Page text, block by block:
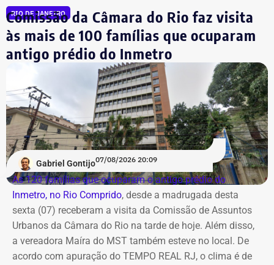
Ao todo, o moço já pode dizer que tem 17 meses, ou 519
dias, de experiência no executivo municipal.
livre, a principal atenção fica para a possibilidade de
chuva e para a mudança no cenário dos ventos ao longo
dos dias.
Domingo terá calor e ventos mais
fortes
Já no domingo (9), o vento volta a ganhar força. A
previsão aponta rajadas entre 50 km/h e 70 km/h em
todo o estado do Rio. O aumento está associado à
chegada de uma nova frente fria, que avança pelo
Sudeste.
Na cidade do Rio, o domingo será mais quente, com
mínima prevista de 21°C e máxima de 36°C. A previsão
indica sol entre nuvens durante o dia, com aumento da
RIO DE JANEIRO
Comissão da Câmara do Rio faz visita
às mais de 100 famílias que ocuparam
antigo prédio do Inmetro
Gabriel Gontijo07/08/2026 20:09
As 120 famílias que ocuparam o antigo prédio do
Inmetro, no Rio Comprido, desde a madrugada desta
sexta (07) receberam a visita da Comissão de Assuntos
Urbanos da Câmara do Rio na tarde de hoje. Além disso,
a vereadora Maíra do MST também esteve no local. De
acordo com apuração do TEMPO REAL RJ, o clima é de